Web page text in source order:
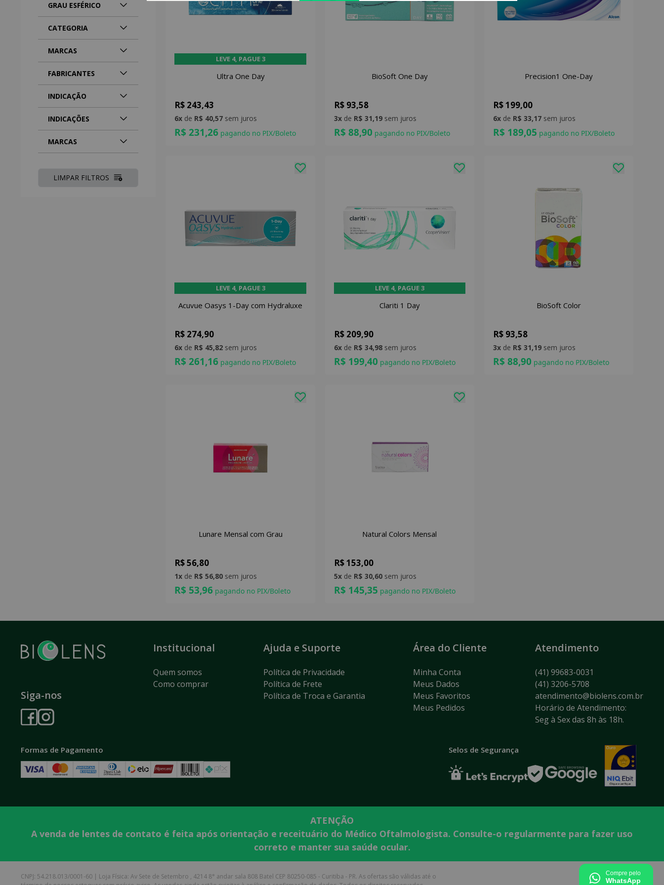
GRAU ESFÉRICO
CATEGORIA
MARCAS
FABRICANTES
INDICAÇÃO
INDICAÇÕES
MARCAS
LIMPAR FILTROS
LEVE 4, PAGUE 3
Ultra One Day
R$ 243,43
6x de R$ 40,57 sem juros
R$ 231,26 pagando no PIX/Boleto
BioSoft One Day
R$ 93,58
3xde R$ 31,19sem juros
R$ 88,90 pagando no PIX/Boleto
Precision1 One-Day
R$ 199,00
6xde R$ 33,17sem juros
R$ 189,05 pagando no PIX/Boleto
LEVE 4, PAGUE 3
Acuvue Oasys 1-Day com Hydraluxe
R$ 274,90
6x de R$ 45,82 sem juros
R$ 261,16 pagando no PIX/Boleto
LEVE 4, PAGUE 3
Clariti 1 Day
R$ 209,90
6xde R$ 34,98sem juros
R$ 199,40 pagando no PIX/Boleto
BioSoft Color
R$ 93,58
3xde R$ 31,19sem juros
R$ 88,90 pagando no PIX/Boleto
Lunare Mensal com Grau
R$ 56,80
1x de R$ 56,80 sem juros
R$ 53,96 pagando no PIX/Boleto
Natural Colors Mensal
R$ 153,00
5xde R$ 30,60sem juros
R$ 145,35 pagando no PIX/Boleto
Siga-nos
Institucional
Quem somos
Como comprar
Ajuda e Suporte
Política de Privacidade
Política de Frete
Política de Troca e Garantia
Área do Cliente
Minha Conta
Meus Dados
Meus Favoritos
Meus Pedidos
Atendimento
(41) 99683-0031
(41) 3206-5708
atendimento@biolens.com.br
Horário de Atendimento:
Seg à Sex das 8h às 18h.
Formas de Pagamento Selos de Segurança
ATENÇÃO
A venda de lentes de contato é feita após orientação e receituário do Médico Oftalmologista. Consulte-o regularmente para fazer uso
correto e manter sua saúde ocular.
CNPJ: 54.218.013/0001-60 | Loja Física: Av Sete de Setembro , 4214 8° andar sala 808 Batel CEP 80250-085 - Curitiba - PR. As ofertas são válidas até o
Tecnologia